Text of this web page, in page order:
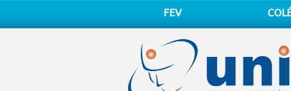
FEV